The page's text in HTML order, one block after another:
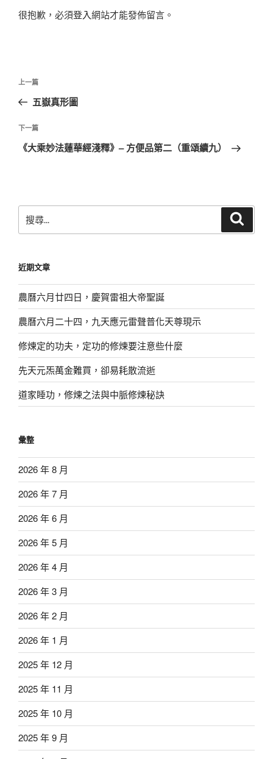
很抱歉，必須登入網站才能發佈留言。
文
導
覽
上
一
文
章
上一篇
五嶽真形圖
下
一
下一篇
《大乘妙法蓮華經淺釋》– 方便品第二（重頌續九）
尋
字:
近期文章
農曆六月廿四日，慶賀雷祖大帝聖誕
農曆六月二十四，九天應元雷聲普化天尊現示
修煉定的功夫，定功的修煉要注意些什麼
先天元炁萬金難買，卻易耗散流逝
道家睡功，修煉之法與中脈修煉秘訣
彙整
2026 年 8 月
2026 年 7 月
2026 年 6 月
2026 年 5 月
2026 年 4 月
2026 年 3 月
2026 年 2 月
2026 年 1 月
2025 年 12 月
2025 年 11 月
2025 年 10 月
2025 年 9 月